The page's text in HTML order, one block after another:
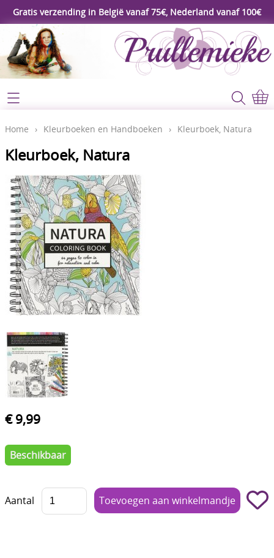
Gratis verzending in België vanaf 75€, Nederland vanaf 100€
Webshop
Koopjeshoek
****Nieuw****
Workshop
Gereedschap
Lijm - Tape - Magneten
Papier - karton - enveloppen
Kaarten maken - Scrapbook
Boetseren - Modelleren
Bullet Journalling
Tekenen - Schrijven - kleuren
Haken - Vilt
Basis
Bloemen uit crêpepapier of chenille
Kleuren - verf - Mediums
Kleurboeken en Handboeken
Cadeaubon
Home
Contact
Mijn account
Video's
Blog
Home › Kleurboeken en Handboeken › Kleurboek, Natura
Kleurboek, Natura
€ 9,99
Beschikbaar
Aantal